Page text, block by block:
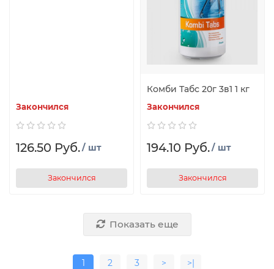
Закончился
126.50 Руб./ шт
Закончился
Комби Табс 20г 3в1 1 кг
Закончился
194.10 Руб./ шт
Закончился
Показать еще
1 2 3 > >|